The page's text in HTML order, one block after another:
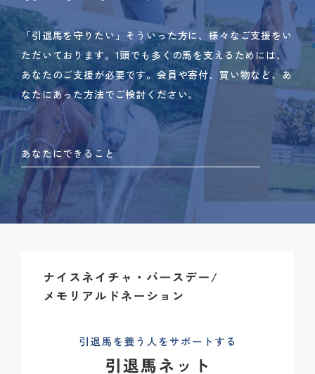
「引退馬を守りたい」そういった方に、様々なご支援をい
ただいております。 1頭でも多くの馬を支えるためには、
あなたのご支援が必要です。 会員や寄付、買い物など、あ
なたにあった方法でご検討ください。
あなたにできること